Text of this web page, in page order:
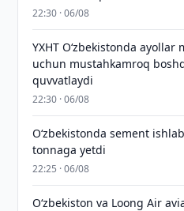
22:30 · 06/08
YXHT O‘zbekistonda
uchun mustahkamroq
quvvatlaydi
22:30 · 06/08
O‘zbekistonda sement
tonnaga yetdi
22:25 · 06/08
Oʻzbekiston va Loong Air